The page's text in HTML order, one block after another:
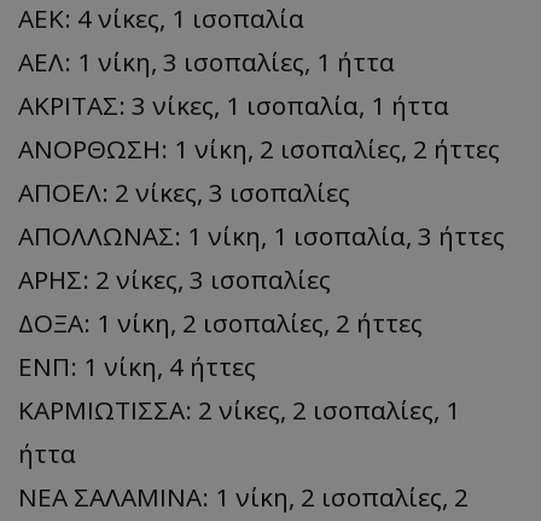
ΑΕΚ: 4 νίκες, 1 ισοπαλία
ΑΕΛ: 1 νίκη, 3 ισοπαλίες, 1 ήττα
ΑΚΡΙΤΑΣ: 3 νίκες, 1 ισοπαλία, 1 ήττα
ΑΝΟΡΘΩΣΗ: 1 νίκη, 2 ισοπαλίες, 2 ήττες
ΑΠΟΕΛ: 2 νίκες, 3 ισοπαλίες
ΑΠΟΛΛΩΝΑΣ: 1 νίκη, 1 ισοπαλία, 3 ήττες
ΑΡΗΣ: 2 νίκες, 3 ισοπαλίες
ΔΟΞΑ: 1 νίκη, 2 ισοπαλίες, 2 ήττες
ΕΝΠ: 1 νίκη, 4 ήττες
ΚΑΡΜΙΩΤΙΣΣΑ: 2 νίκες, 2 ισοπαλίες, 1
ήττα
ΝΕΑ ΣΑΛΑΜΙΝΑ: 1 νίκη, 2 ισοπαλίες, 2